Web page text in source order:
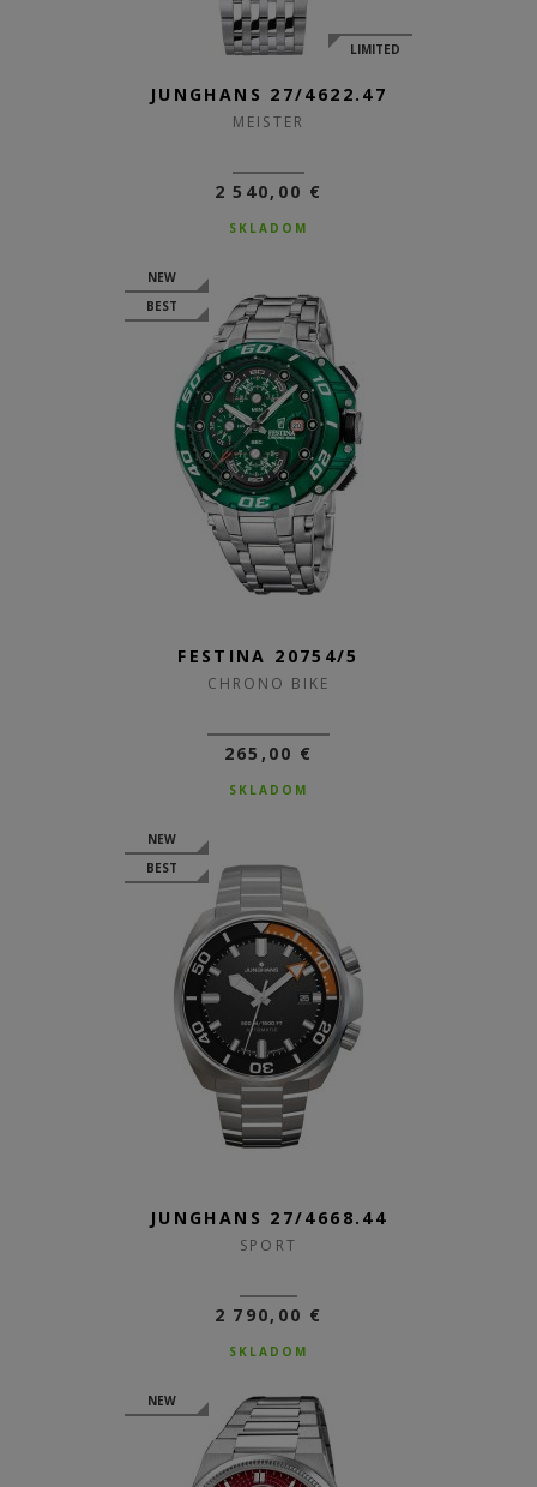
LIMITED
JUNGHANS 27/4622.47
MEISTER
2 540,00 €
SKLADOM
NEW
BEST
FESTINA 20754/5
CHRONO BIKE
265,00 €
SKLADOM
NEW
BEST
JUNGHANS 27/4668.44
SPORT
2 790,00 €
SKLADOM
NEW